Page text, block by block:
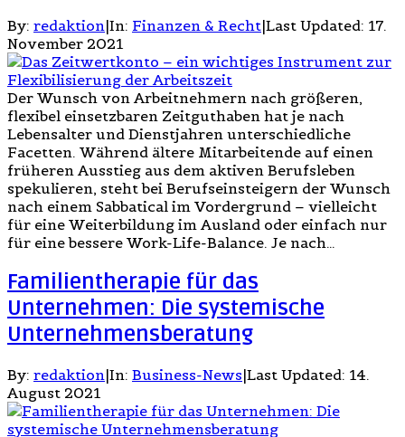
By: redaktion |In: Finanzen & Recht|Last Updated: 17.
November 2021
Der Wunsch von Arbeitnehmern nach größeren,
flexibel einsetzbaren Zeitguthaben hat je nach
Lebensalter und Dienstjahren unterschiedliche
Facetten. Während ältere Mitarbeitende auf einen
früheren Ausstieg aus dem aktiven Berufsleben
spekulieren, steht bei Berufseinsteigern der Wunsch
nach einem Sabbatical im Vordergrund – vielleicht
für eine Weiterbildung im Ausland oder einfach nur
für eine bessere Work-Life-Balance. Je nach…
Familientherapie für das
Unternehmen: Die systemische
Unternehmensberatung
By: redaktion|In: Business-News|Last Updated: 14.
August 2021